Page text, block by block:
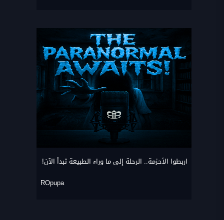
اربطوا الأحزمة.. الرحلة إلى ما وراء الطبيعة تبدأ الآن!
ROpupa